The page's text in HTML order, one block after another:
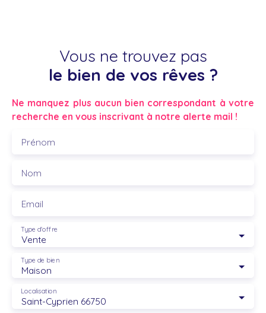
Vous ne trouvez pas
le bien de vos rêves ?
Ne manquez plus aucun bien correspondant à votre
recherche en vous inscrivant à notre alerte mail !
Prénom
Nom
Email
Vente
Type d'offre
Maison
Type de bien
Saint-Cyprien 66750
Localisation